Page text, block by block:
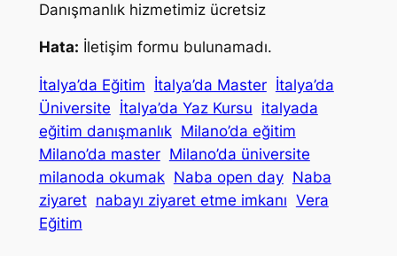
Danışmanlık hizmetimiz ücretsiz
Hata: İletişim formu bulunamadı.
İtalya’da Eğitim İtalya’da Master İtalya’da
Üniversite İtalya’da Yaz Kursu italyada
eğitim danışmanlık Milano’da eğitim
Milano’da master Milano’da üniversite
milanoda okumak Naba open day Naba
ziyaret nabayı ziyaret etme imkanı Vera
Eğitim